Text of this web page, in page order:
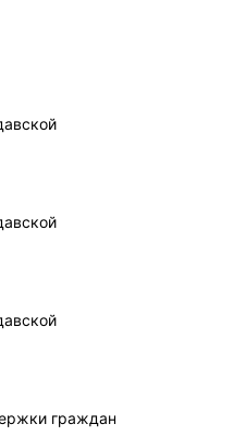
граждан